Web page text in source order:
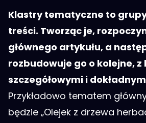
Klastry tematyczne to
treści. Tworząc je,
głównego artykułu, a
rozbudowuje go o kolejne,
szczegółowymi i
Przykładowo tematem
będzie „Olejek z drzewa